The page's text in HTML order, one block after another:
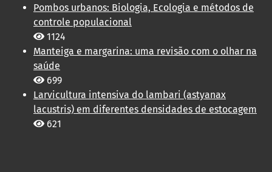
Pombos urbanos: Biologia, Ecologia e métodos de
controle populacional
1124
Manteiga e margarina: uma revisão com o olhar na
saúde
699
Larvicultura intensiva do lambari (astyanax
lacustris) em diferentes densidades de estocagem
621